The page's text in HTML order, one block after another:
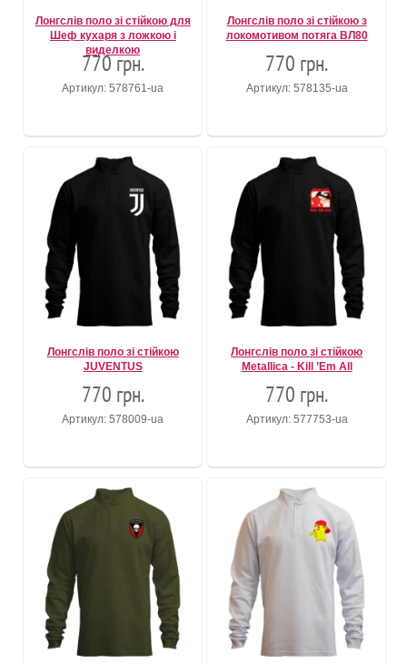
Лонгслів поло зі стійкою для
Шеф кухаря з ложкою і
виделкою
770 грн.
Артикул: 578761-ua
Лонгслів поло зі стійкою з
локомотивом потяга ВЛ80
770 грн.
Артикул: 578135-ua
Лонгслів поло зі стійкою
JUVENTUS
770 грн.
Артикул: 578009-ua
Лонгслів поло зі стійкою
Metallica - Kill ’Em All
770 грн.
Артикул: 577753-ua